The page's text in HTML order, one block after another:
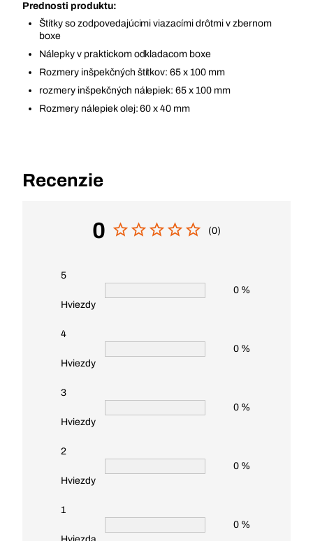
Prednosti produktu:
Štítky so zodpovedajúcimi viazacími drôtmi v zbernom
boxe
Nálepky v praktickom odkladacom boxe
Rozmery inšpekčných štítkov: 65 x 100 mm
rozmery inšpekčných nálepiek: 65 x 100 mm
Rozmery nálepiek olej: 60 x 40 mm
Recenzie
0 (0)
5
Hviezdy
0 %
4
Hviezdy
0 %
3
Hviezdy
0 %
2
Hviezdy
0 %
1
0 %